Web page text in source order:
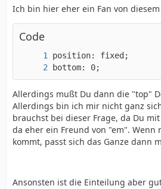
Ich bin hier eher ein Fan von
Code
bottom: 0;
Allerdings mußt Du dann die "top"
Allerdings bin ich mir nicht ganz
brauchst bei dieser Frage, da Du
da eher ein Freund von "em". Wenn
kommt, passt sich das Ganze dann
Ansonsten ist die Einteilung aber